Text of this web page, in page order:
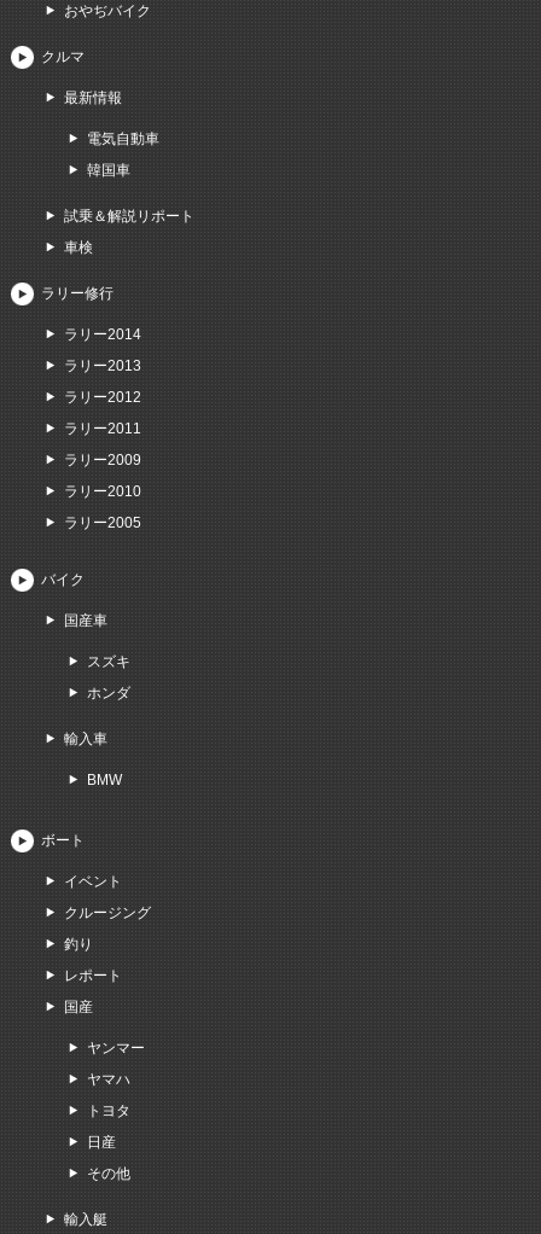
おやぢバイク
クルマ
最新情報
電気自動車
韓国車
試乗＆解説リポート
車検
ラリー修行
ラリー2014
ラリー2013
ラリー2012
ラリー2011
ラリー2009
ラリー2010
ラリー2005
バイク
国産車
スズキ
ホンダ
輸入車
BMW
ボート
イベント
クルージング
釣り
レポート
国産
ヤンマー
ヤマハ
トヨタ
日産
その他
輸入艇